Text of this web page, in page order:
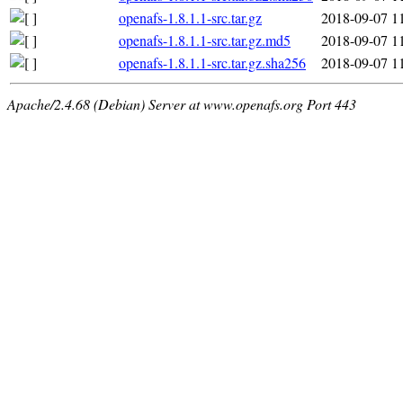
openafs-1.8.1.1-src.tar.gz
2018-09-07
openafs-1.8.1.1-src.tar.gz.md5
2018-09-07
openafs-1.8.1.1-src.tar.gz.sha256
2018-09-07
Apache/2.4.68 (Debian) Server at www.openafs.org Port 443